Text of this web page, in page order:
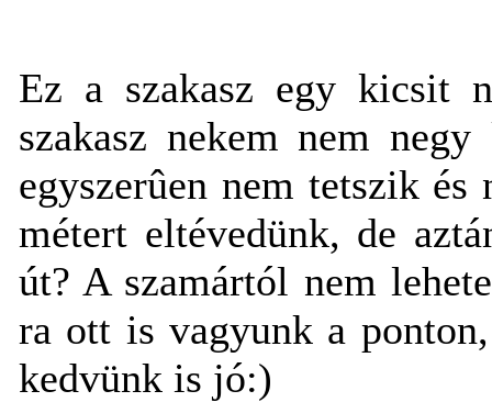
Ez a szakasz egy kicsit
szakasz nekem nem
egyszerûen nem tetszik
métert eltévedünk, de
út? A szamártól nem
ra ott is vagyunk a
kedvünk is jó:)